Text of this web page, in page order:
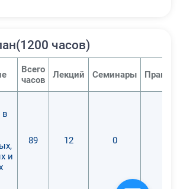
часов)
Всего
часов
Лекций Семинары
в
и
89 12 0